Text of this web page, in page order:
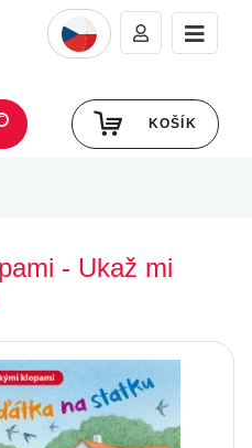
KOŠÍK
- Ukaž mi